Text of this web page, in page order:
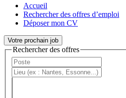
Accueil
Rechercher des offres d’emploi
Déposer mon CV
Votre prochain job
Rechercher des offres